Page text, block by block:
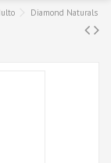
Diamond Naturals